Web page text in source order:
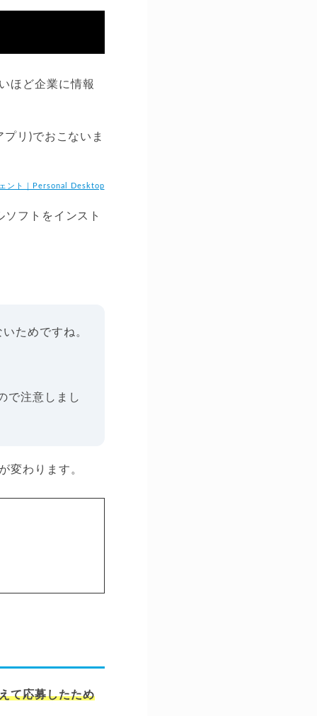
ほど企業に情報
リ)でおこないま
ント｜Personal Desktop
フトをインスト
ためですね。
で注意しまし
変わります。
て応募したため